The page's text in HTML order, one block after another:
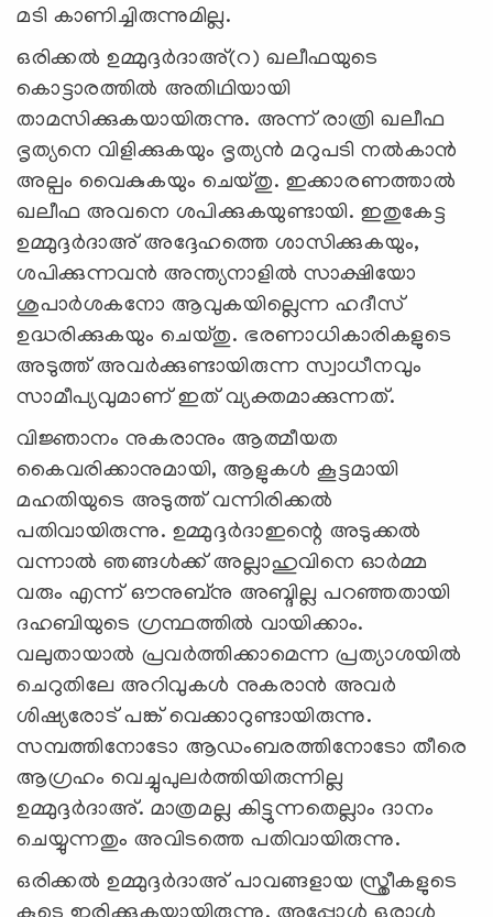
മടി കാണിച്ചിരുന്നുമില്ല.
ഒരിക്കൽ ഉമ്മുദ്ദർദാഅ്(റ) ഖലീഫയുടെ
കൊട്ടാരത്തിൽ അതിഥിയായി
താമസിക്കുകയായിരുന്നു. അന്ന് രാത്രി ഖലീഫ
ഭൃത്യനെ വിളിക്കുകയും ഭൃത്യൻ മറുപടി നൽകാൻ
അല്പം വൈകുകയും ചെയ്തു. ഇക്കാരണത്താൽ
ഖലീഫ അവനെ ശപിക്കുകയുണ്ടായി. ഇതുകേട്ട
ഉമ്മുദ്ദർദാഅ് അദ്ദേഹത്തെ ശാസിക്കുകയും,
ശപിക്കുന്നവൻ അന്ത്യനാളിൽ സാക്ഷിയോ
ശുപാർശകനോ ആവുകയില്ലെന്ന ഹദീസ്
ഉദ്ധരിക്കുകയും ചെയ്തു. ഭരണാധികാരികളുടെ
അടുത്ത് അവര്‍ക്കുണ്ടായിരുന്ന സ്വാധീനവും
സാമീപ്യവുമാണ് ഇത് വ്യക്തമാക്കുന്നത്.
വിജ്ഞാനം നുകരാനും ആത്മീയത
കൈവരിക്കാനുമായി, ആളുകൾ കൂട്ടമായി
മഹതിയുടെ അടുത്ത് വന്നിരിക്കല്‍
പതിവായിരുന്നു. ഉമ്മുദ്ദർദാഇന്റെ അടുക്കൽ
വന്നാൽ ഞങ്ങൾക്ക് അല്ലാഹുവിനെ ഓർമ്മ
വരും എന്ന് ഔനുബ്നു അബ്ദില്ല പറഞ്ഞതായി
ദഹബിയുടെ ഗ്രന്ഥത്തിൽ വായിക്കാം.
വലുതായാൽ പ്രവർത്തിക്കാമെന്ന പ്രത്യാശയിൽ
ചെറുതിലേ അറിവുകൾ നുകരാൻ അവര്‍
ശിഷ്യരോട് പങ്ക് വെക്കാറുണ്ടായിരുന്നു.
സമ്പത്തിനോടോ ആഡംബരത്തിനോടോ തീരെ
ആഗ്രഹം വെച്ചുപുലർത്തിയിരുന്നില്ല
ഉമ്മുദ്ദർദാഅ്. മാത്രമല്ല കിട്ടുന്നതെല്ലാം ദാനം
ചെയ്യുന്നതും അവിടത്തെ പതിവായിരുന്നു.
ഒരിക്കൽ ഉമ്മുദ്ദർദാഅ് പാവങ്ങളായ സ്ത്രീകളുടെ